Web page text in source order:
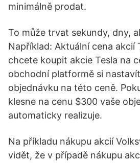
minimálně prodat.
To může trvat sekundy, dny,
Například: Aktuální cena akcií
chcete koupit akcie Tesla na
obchodní platformě si
objednávku na této ceně.
klesne na cenu $300 vaše
automaticky realizuje.
Na příkladu nákupu akcií
vidět, že v případě nákupu